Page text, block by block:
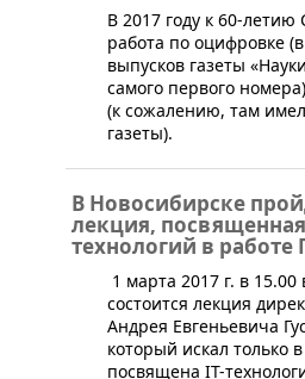
​В 2017 году к 60-
работа по оцифровке
выпусков газеты
самого первого
(к сожалению, там
газеты).
В Новосибирске
лекция,
технологий в
​1 марта 2017 г. в
состоится лекция
Андрея Евгеньевича
который искал только
посвящена IT-